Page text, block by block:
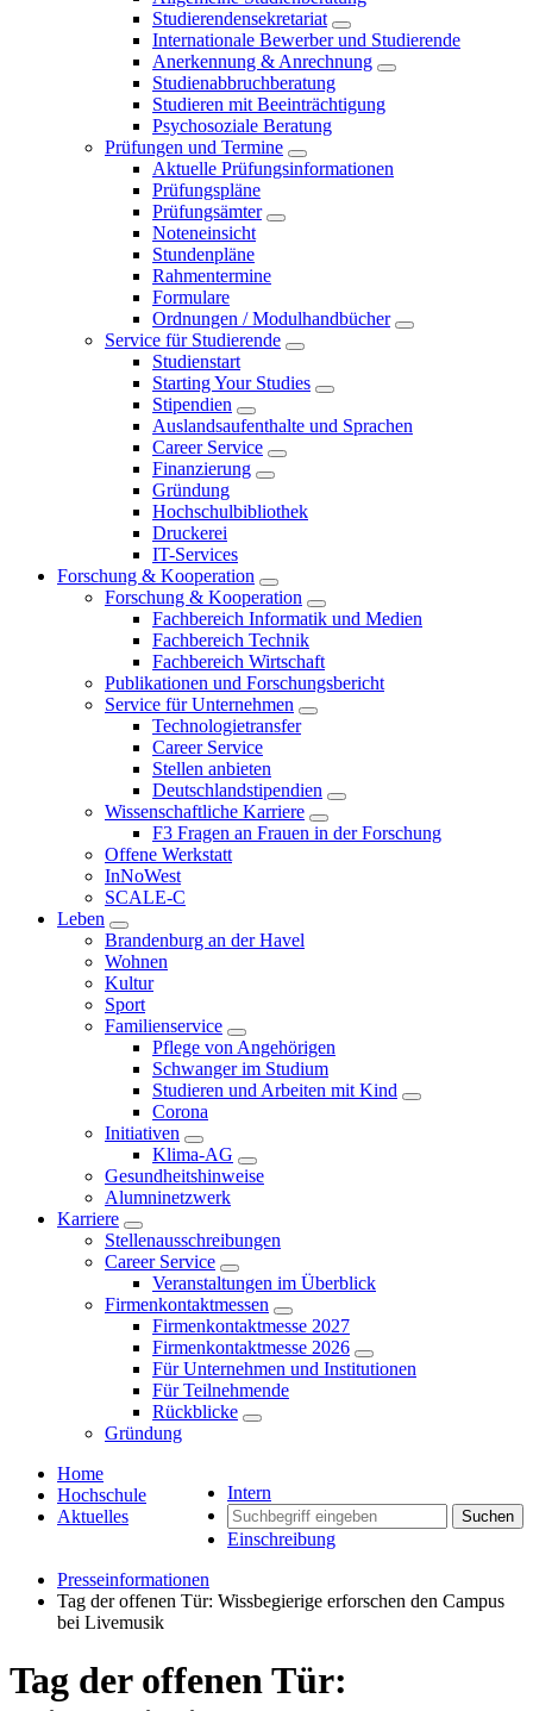
Studierendensekretariat
Internationale Bewerber und Studierende
Anerkennung & Anrechnung
Studienabbruchberatung
Studieren mit Beeinträchtigung
Psychosoziale Beratung
Prüfungen und Termine
Aktuelle Prüfungsinformationen
Prüfungspläne
Prüfungsämter
Noteneinsicht
Stundenpläne
Rahmentermine
Formulare
Ordnungen / Modulhandbücher
Service für Studierende
Studienstart
Starting Your Studies
Stipendien
Auslandsaufenthalte und Sprachen
Career Service
Finanzierung
Gründung
Hochschulbibliothek
Druckerei
IT-Services
Forschung & Kooperation
Forschung & Kooperation
Fachbereich Informatik und Medien
Fachbereich Technik
Fachbereich Wirtschaft
Publikationen und Forschungsbericht
Service für Unternehmen
Technologietransfer
Career Service
Stellen anbieten
Deutschlandstipendien
Wissenschaftliche Karriere
F3 Fragen an Frauen in der Forschung
Offene Werkstatt
InNoWest
SCALE-C
Leben
Brandenburg an der Havel
Wohnen
Kultur
Sport
Familienservice
Pflege von Angehörigen
Schwanger im Studium
Studieren und Arbeiten mit Kind
Corona
Initiativen
Klima-AG
Gesundheitshinweise
Alumninetzwerk
Karriere
Stellenausschreibungen
Career Service
Veranstaltungen im Überblick
Firmenkontaktmessen
Firmenkontaktmesse 2027
Firmenkontaktmesse 2026
Für Unternehmen und Institutionen
Für Teilnehmende
Rückblicke
Gründung
Intern
Suchen
Einschreibung
Home
Hochschule
Aktuelles
Presseinformationen
Tag der offenen Tür: Wissbegierige erforschen den Campus
bei Livemusik
Tag der offenen Tür: